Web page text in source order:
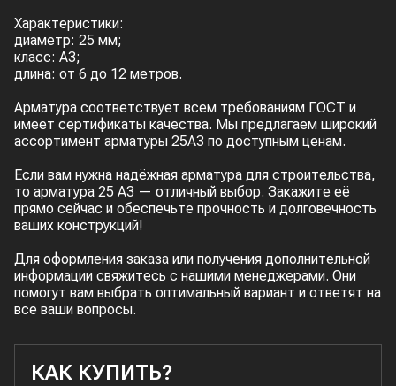
Характеристики:
диаметр: 25 мм;
класс: А3;
длина: от 6 до 12 метров.
Арматура соответствует всем требованиям ГОСТ и
имеет сертификаты качества. Мы предлагаем широкий
ассортимент арматуры 25А3 по доступным ценам.
Если вам нужна надёжная арматура для строительства,
то арматура 25 A3 — отличный выбор. Закажите её
прямо сейчас и обеспечьте прочность и долговечность
ваших конструкций!
Для оформления заказа или получения дополнительной
информации свяжитесь с нашими менеджерами. Они
помогут вам выбрать оптимальный вариант и ответят на
все ваши вопросы.
КАК КУПИТЬ?